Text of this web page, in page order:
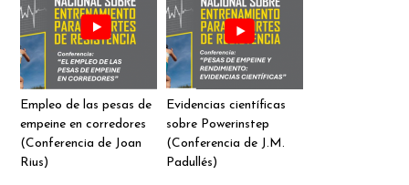
Empleo de las pesas de
empeine en corredores
(Conferencia de Joan
Rius)
Evidencias científicas
sobre Powerinstep
(Conferencia de J.M.
Padullés)